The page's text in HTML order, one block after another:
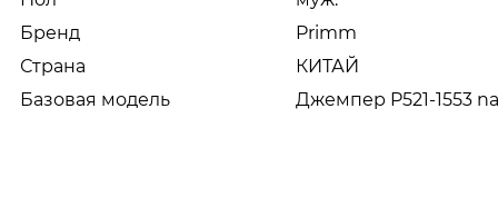
Бренд
Primm
Страна
КИТАЙ
Базовая модель
Джемпер P521-1553